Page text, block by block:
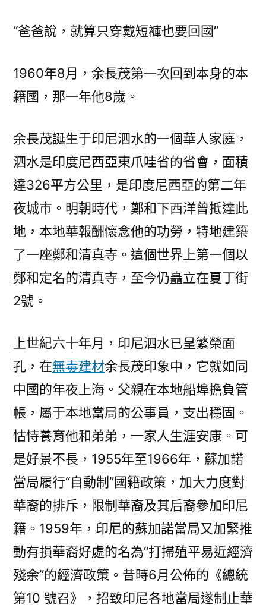
“爸爸說，就算只穿戴短褲也要回國”
1960年8月，余長茂第一次回到本身的本
籍國，那一年他8歲。
余長茂誕生于印尼泗水的一個華人家庭，
泗水是印度尼西亞東爪哇省的省會，面積
達326平方公里，是印度尼西亞的第二年
夜城市。明朝時代，鄭和下西洋曾抵達此
地，本地華報酬懷念他的功勞，特地建築
了一座鄭和清真寺。這個世界上第一個以
鄭和定名的清真寺，至今仍矗立在夏丁街
2號。
上世紀六十年月，印尼泗水已呈繁榮面
孔，在無毒建材余長茂印象中，它就如同
中國的年夜上海。父親在本地船埠擔負管
帳，屬于本地當局的公事員，支出穩固。
怙恃養育他和弟弟，一家人生涯安康。可
是好景不長，1955年至1966年，蘇加諾
當局履行“自動制”國籍政策，加大力度對
華裔的排斥，限制華裔及其后裔參加印尼
籍。1959年，印尼的蘇加諾當局又加緊推
動有損華裔好處的名為“打掃殖平易近經濟
殘余”的經濟政策。昔時6月公佈的《總統
第10 號召》，招致印尼各地當局遂制止華